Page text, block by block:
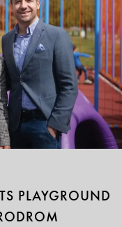
PLAYGROUND